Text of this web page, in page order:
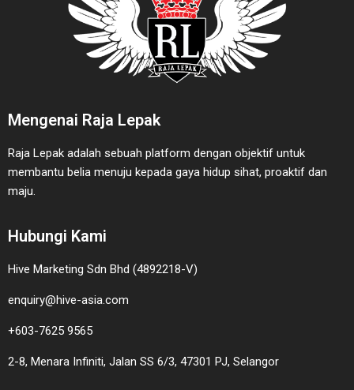
Mengenai Raja Lepak
Raja Lepak adalah sebuah platform dengan objektif untuk
membantu belia menuju kepada gaya hidup sihat, proaktif dan
maju.
Hubungi Kami
Hive Marketing Sdn Bhd (4892218-V)
enquiry@hive-asia.com
+603-7625 9565
2-8, Menara Infiniti, Jalan SS 6/3, 47301 PJ, Selangor